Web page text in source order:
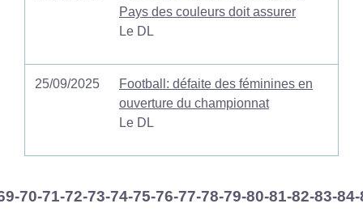
Pays des couleurs doit assurer
Le DL
25/09/2025
Football: défaite des féminines en
ouverture du championnat
Le DL
-70-71-72-73-74-75-76-77-78-79-80-81-82-83-84-